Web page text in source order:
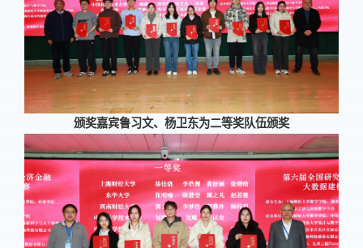
颁奖嘉宾鲁习文、杨卫东为二等奖队伍颁奖